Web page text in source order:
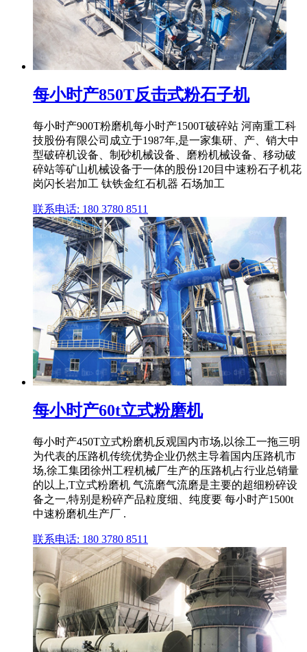
每小时产850T反击式粉石子机
每小时产900T粉磨机每小时产1500T破碎站 河南重工科
技股份有限公司成立于1987年,是一家集研、产、销大中
型破碎机设备、制砂机械设备、磨粉机械设备、移动破
碎站等矿山机械设备于一体的股份120目中速粉石子机花
岗闪长岩加工 钛铁金红石机器 石场加工
联系电话: 180 3780 8511
每小时产60t立式粉磨机
每小时产450T立式粉磨机反观国内市场,以徐工一拖三明
为代表的压路机传统优势企业仍然主导着国内压路机市
场,徐工集团徐州工程机械厂生产的压路机占行业总销量
的以上,T立式粉磨机 气流磨气流磨是主要的超细粉碎设
备之一,特别是粉碎产品粒度细、纯度要 每小时产1500t
中速粉磨机生产厂 .
联系电话: 180 3780 8511